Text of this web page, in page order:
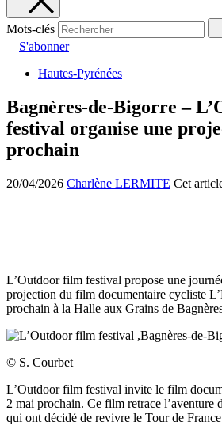
Mots-clés
S'abonner
Hautes-Pyrénées
Bagnères-de-Bigorre –
festival organise une
prochain
20/04/2026 Charlène LERMITE Cet
L’Outdoor film festival propose une
projection du film documentaire cycliste
prochain à la Halle aux Grains de
© S. Courbet
L’Outdoor film festival invite le film
2 mai prochain. Ce film retrace l’aventure
qui ont décidé de revivre le Tour de